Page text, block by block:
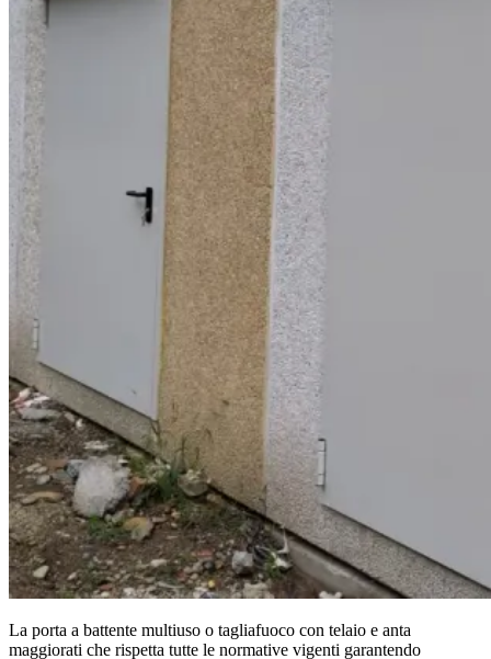
La porta a battente multiuso o tagliafuoco con telaio e anta
maggiorati che rispetta tutte le normative vigenti garantendo